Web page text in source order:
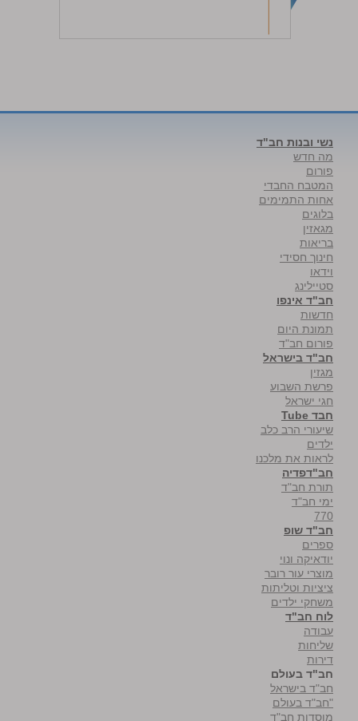
נשי ובנות חב"ד
מה חדש
פורום
המטבח החבדי
אחות התמימים
בלוגים
מגאזין
בריאות
חינוך חסידי
וידאו
סטיילינג
חב"ד אינפו
חדשות
תמונת היום
פורום חב"ד
חב"ד בישראל
מגזין
פרשת השבוע
חגי ישראל
חבד Tube
שיעורי הרב כלב
ילדים
לראות את מלכנו
חב"דפדיה
תורת חב"ד
ימי חב"ד
770
חב"ד שופ
ספרים
יודאיקה ונוי
מוצרי עור רובר
ציציות וטליתות
משחקי ילדים
לוח חב"ד
עבודה
שליחות
דירות
חב"ד בעולם
חב"ד בישראל
"חב"ד בעולם
מוסדות חב"ד